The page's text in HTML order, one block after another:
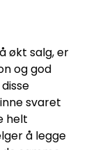
økt salg, er
og god
svaret
helt
å legge